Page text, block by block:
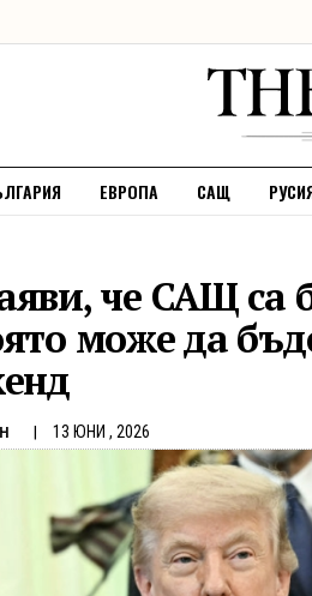
ЕВРОПА САЩ
че САЩ са
може да
13 ЮНИ , 2026